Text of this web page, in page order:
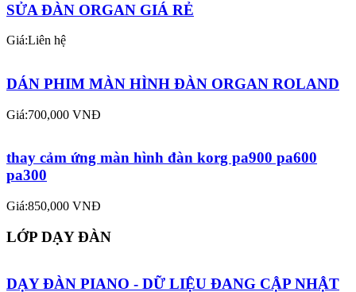
SỬA ĐÀN ORGAN GIÁ RẺ
Giá:Liên hệ
DÁN PHIM MÀN HÌNH ĐÀN ORGAN ROLAND
Giá:700,000 VNĐ
thay cảm ứng màn hình đàn korg pa900 pa600
pa300
Giá:850,000 VNĐ
LỚP DẠY ĐÀN
DẠY ĐÀN PIANO - DỮ LIỆU ĐANG CẬP NHẬT